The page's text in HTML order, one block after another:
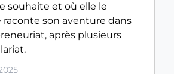
souhaite et où elle le
raconte son aventure dans
après plusieurs